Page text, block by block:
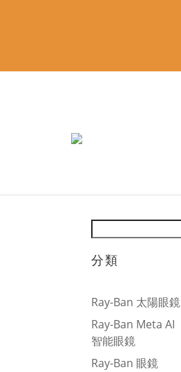
分類
Ray-Ban 太陽眼鏡
Ray-Ban Meta AI
智能眼鏡
Ray-Ban 眼鏡